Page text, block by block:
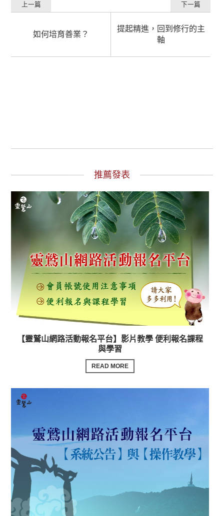
如何培育善業？
上一篇
提起精進，回到修行的主
軸
下一篇
推薦發表
【靈鷲山網路活動報名平台】影片教學 便利報名課程
與學習
READ MORE